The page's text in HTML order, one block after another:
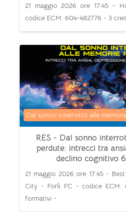
21 maggio 2026 ore 17:45 -
codice ECM: 604-482776 - 3
RES - Dal sonno
perdute: intrecci tra
declino cognitivo
Categoria di corsi
Dal sonno interrotto alle
21 maggio 2026 ore 17:45 -
City - Forlì FC - codice ECM:
formativi -